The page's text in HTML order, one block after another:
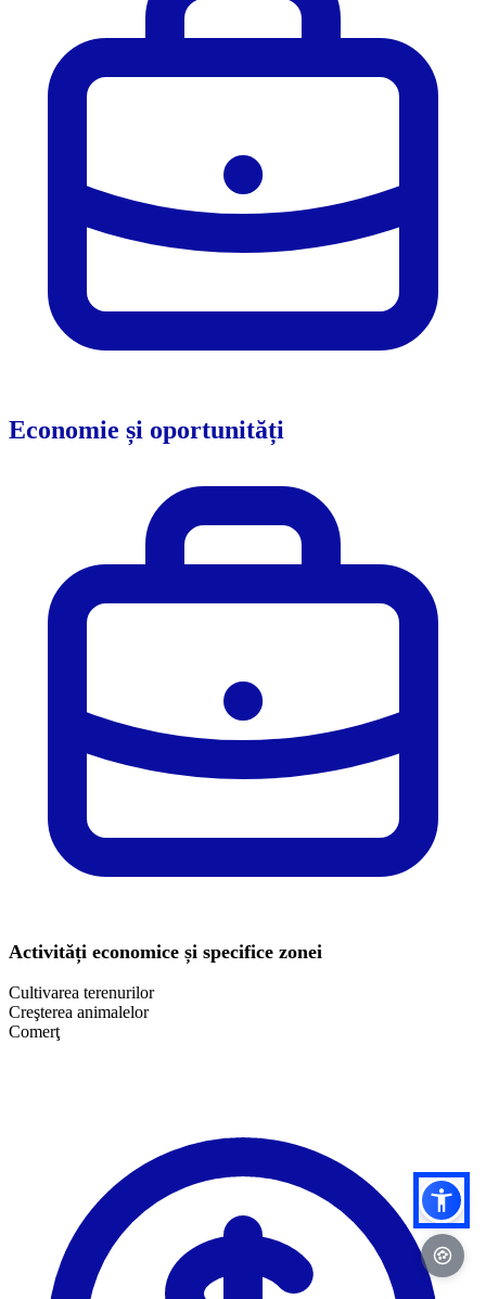
Economie și oportunități
Activități economice și specifice zonei
Cultivarea terenurilor
Creşterea animalelor
Comerţ